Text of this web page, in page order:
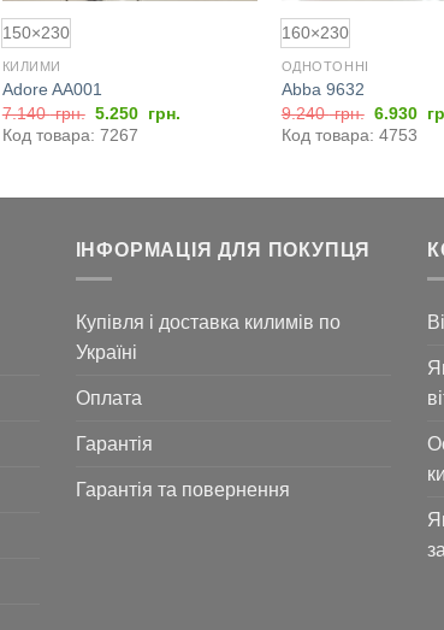
150×230
КИЛИМИ
Adore AA001
7.140грн. Оригінальна
ціна:
7.140
5.250 грн.
Код товара: 7267
160×230
ОДНОТОННІ
Abba 9632
9.240грн.
ціна:
9.240
6.930
Код товара: 4753
ІНФОРМАЦІЯ ДЛЯ ПОКУПЦЯ
Купівля і доставка килимів по
Україні
Оплата
Гарантія
Гарантія та повернення